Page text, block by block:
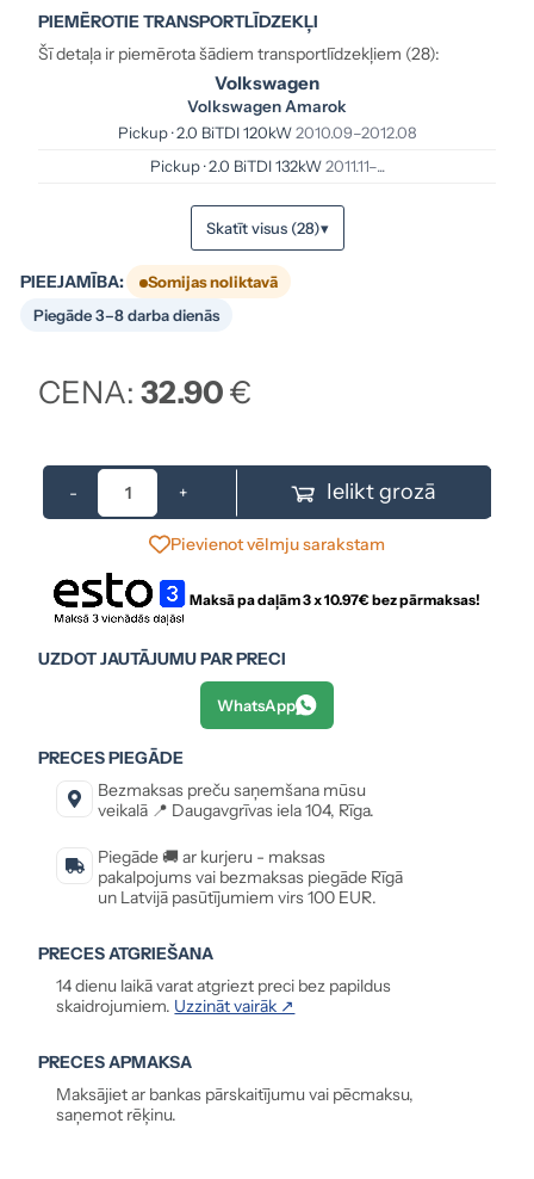
PIEMĒROTIE TRANSPORTLĪDZEKĻI
Šī detaļa ir piemērota šādiem transportlīdzekļiem (28):
Volkswagen
Volkswagen Amarok
Pickup · 2.0 BiTDI 120kW 2010.09–2012.08
Pickup · 2.0 BiTDI 132kW 2011.11–...
Skatīt visus (28)▾
PIEEJAMĪBA:
Somijas noliktavā
Piegāde 3–8 darba dienās
CENA:32.90€
- + Ielikt grozā
Pievienot vēlmju sarakstam
Maksā pa daļām 3 x10.97€ bez pārmaksas!
UZDOT JAUTĀJUMU PAR PRECI
WhatsApp
PRECES PIEGĀDE
Bezmaksas preču saņemšana mūsu
veikalā 📍 Daugavgrīvas iela 104, Rīga.
Piegāde 🚚 ar kurjeru - maksas
pakalpojums vai bezmaksas piegāde Rīgā
un Latvijā pasūtījumiem virs 100 EUR.
PRECES ATGRIEŠANA
14 dienu laikā varat atgriezt preci bez papildus
skaidrojumiem. Uzzināt vairāk ↗
PRECES APMAKSA
Maksājiet ar bankas pārskaitījumu vai pēcmaksu,
saņemot rēķinu.